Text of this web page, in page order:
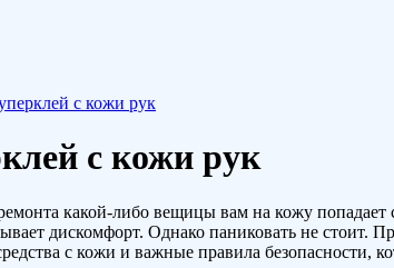
с кожи рук
с кожи рук
какой-либо вещицы вам на кожу
дискомфорт. Однако паниковать не
с кожи и важные правила безопасности,